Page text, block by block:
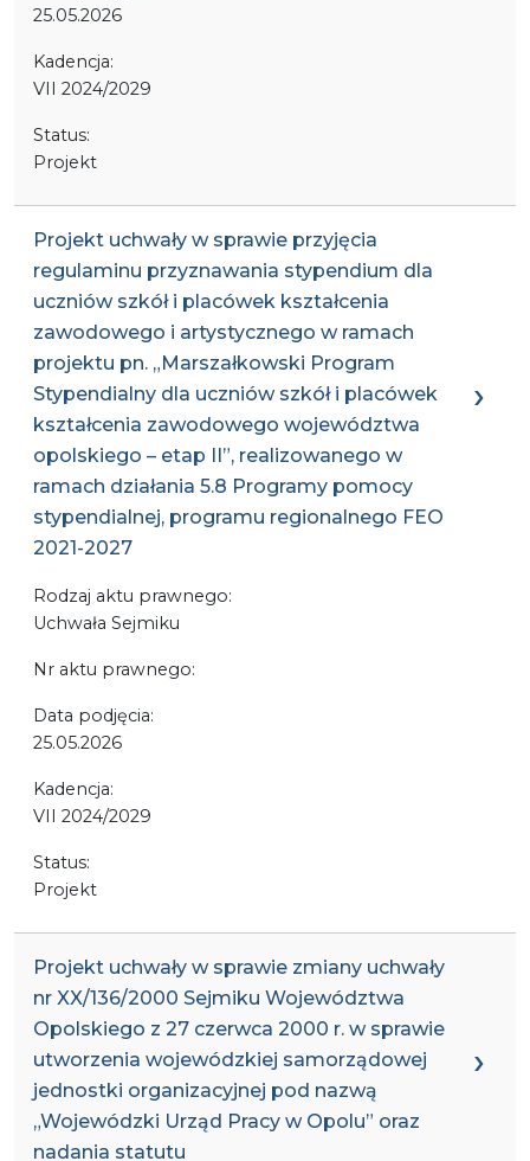
25.05.2026
Kadencja:
VII 2024/2029
Status:
Projekt
Projekt uchwały w sprawie przyjęcia
regulaminu przyznawania stypendium dla
uczniów szkół i placówek kształcenia
zawodowego i artystycznego w ramach
projektu pn. „Marszałkowski Program
Stypendialny dla uczniów szkół i placówek
kształcenia zawodowego województwa
opolskiego – etap II”, realizowanego w
ramach działania 5.8 Programy pomocy
stypendialnej, programu regionalnego FEO
2021-2027
Rodzaj aktu prawnego:
Uchwała Sejmiku
Nr aktu prawnego:
Data podjęcia:
25.05.2026
Kadencja:
VII 2024/2029
Status:
Projekt
Projekt uchwały w sprawie zmiany uchwały
nr XX/136/2000 Sejmiku Województwa
Opolskiego z 27 czerwca 2000 r. w sprawie
utworzenia wojewódzkiej samorządowej
jednostki organizacyjnej pod nazwą
„Wojewódzki Urząd Pracy w Opolu” oraz
nadania statutu